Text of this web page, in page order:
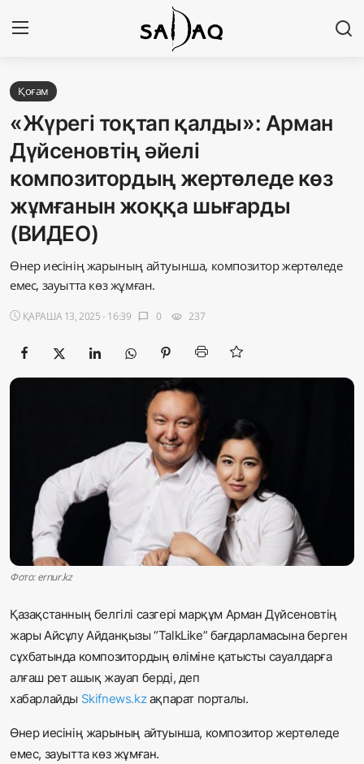
Басты бет
Редакциялық байланыстар
Материалдарды қолдану тәртібі
Sadaq TV
Жаңалықтар
Әлем
Журналистік зерттеу
Қоғам
«Жүрегі тоқтап қалды»: Арман
Дүйсеновтің әйелі
композитордың жертөледе көз
жұмғанын жоққа шығарды
(ВИДЕО)
Өнер иесінің жарының айтуынша, композитор жертөледе
емес, зауытта көз жұмған.
ҚАРАША 13, 2025 - 16:39 chat_bubble 0 visibility 237
Фото: ernur.kz
Қазақстанның белгілі сазгері марқұм Арман Дүйсеновтің
жары Айсұлу Айданқызы “TalkLike” бағдарламасына берген
сұхбатында композитордың өліміне қатысты сауалдарға
алғаш рет ашық жауап берді, деп
хабарлайды Skifnews.kzақпарат порталы.
Өнер иесінің жарының айтуынша, композитор жертөледе
емес, зауытта көз жұмған.